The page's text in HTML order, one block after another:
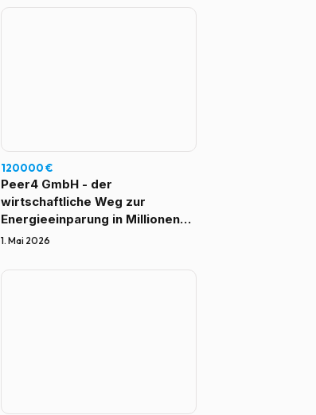
120000 €
Peer4 GmbH - der
wirtschaftliche Weg zur
Energieeinparung in Millionen
von Bestandgebäuden
1. Mai 2026